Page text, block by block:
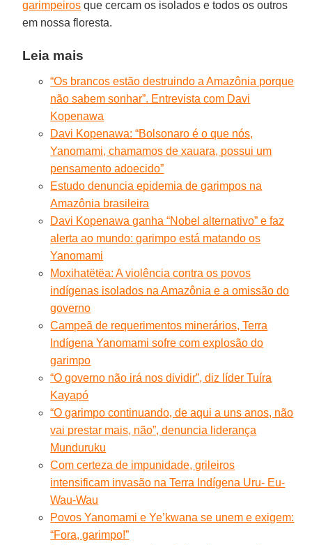
garimpeiros que cercam os isolados e todos os outros
em nossa floresta.
Leia mais
“Os brancos estão destruindo a Amazônia porque
não sabem sonhar”. Entrevista com Davi
Kopenawa
Davi Kopenawa: “Bolsonaro é o que nós,
Yanomami, chamamos de xauara, possui um
pensamento adoecido”
Estudo denuncia epidemia de garimpos na
Amazônia brasileira
Davi Kopenawa ganha “Nobel alternativo” e faz
alerta ao mundo: garimpo está matando os
Yanomami
Moxihatëtëa: A violência contra os povos
indígenas isolados na Amazônia e a omissão do
governo
Campeã de requerimentos minerários, Terra
Indígena Yanomami sofre com explosão do
garimpo
“O governo não irá nos dividir”, diz líder Tuíra
Kayapó
“O garimpo continuando, de aqui a uns anos, não
vai prestar mais, não”, denuncia liderança
Munduruku
Com certeza de impunidade, grileiros
intensificam invasão na Terra Indígena Uru- Eu-
Wau-Wau
Povos Yanomami e Ye’kwana se unem e exigem:
“Fora, garimpo!”